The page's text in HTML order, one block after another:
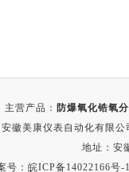
主营产品： 防爆氧化锆氧
徽美康仪表自动化有限
地址：安
号：皖ICP备14022166号-